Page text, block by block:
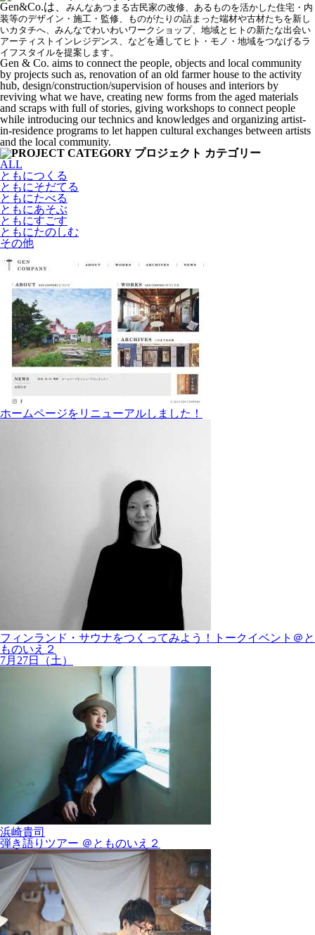
Gen&Co.は、 みんなあつまる古民家の改修、あるものを活かした住宅・内
装等のデザイン・施工・監修、ものがたりの詰まった端材や古材たちを新し
いカタチへ、みんなでわいわいワークショップ、地域とヒトの新たな出会い
アーティストインレジデンス、などを通してヒト・モノ・地域をつなげるラ
イフスタイルを提案します。
Gen & Co. aims to connect the people, objects and local community
by projects such as, renovation of an old farmer house to the activity
hub, design/construction/supervision of houses and interiors by
reviving what we have, creating new forms from the aged materials
and scraps with full of stories, giving workshops to connect people
while introducing our technics and knowledges and organizing artist-
in-residence programs to let happen cultural exchanges between artists
and the local community.
ALL
ともにつくる
ともにそだてる
ともにたべる
ともにあそぶ
ともにすごす
ともにたのしむ
その他
ホームページをリニューアルしました！
フィンランド・サウナをつくってみよう！トークイベント＠と
ものいえ２
7月27日（土）
浜崎貴司
弾き語りツアー ＠とものいえ２